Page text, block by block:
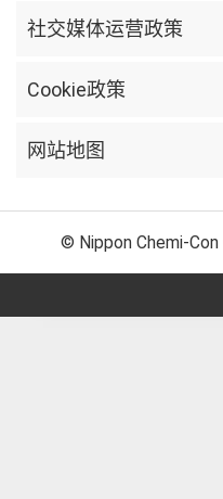
社交媒体运营政策
Cookie政策
网站地图
© Nippon Chemi-